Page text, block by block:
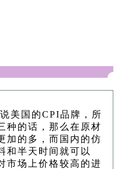
美国的CPI品牌，所
种的话，那么在原材
加的多，而国内的仿
和半天时间就可以
市场上价格较高的进